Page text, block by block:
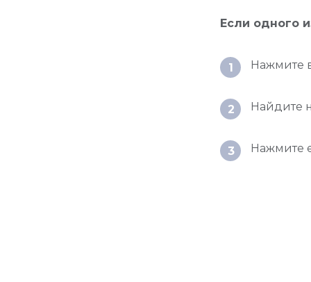
Если одного
1 Нажмите
2 Найдите
3 Нажмите